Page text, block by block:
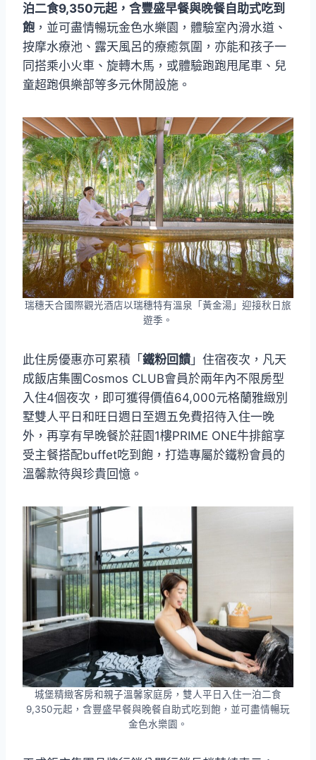
泊二食9,350元起，含豐盛早餐與晚餐自助式吃到
飽 ，並可盡情暢玩金色水樂園，體驗室內滑水道、
按摩水療池、露天風呂的療癒氛圍，亦能和孩子一
同搭乘小火車、旋轉木馬，或體驗跑跑甩尾車、兒
童超跑俱樂部等多元休閒設施。
瑞穗天合國際觀光酒店以瑞穗特有溫泉「黃金湯」迎接秋日旅
遊季。
此住房優惠亦可累積「鐵粉回饋 」住宿夜次，凡天
成飯店集團Cosmos CLUB會員於兩年內不限房型
入住4個夜次，即可獲得價值64,000元格蘭雅緻別
墅雙人平日和旺日週日至週五免費招待入住一晚
外，再享有早晚餐於莊園1樓PRIME ONE牛排館享
受主餐搭配buffet吃到飽，打造專屬於鐵粉會員的
溫馨款待與珍貴回憶。
城堡精緻客房和親子溫馨家庭房，雙人平日入住一泊二食
9,350元起，含豐盛早餐與晚餐自助式吃到飽，並可盡情暢玩
金色水樂園。